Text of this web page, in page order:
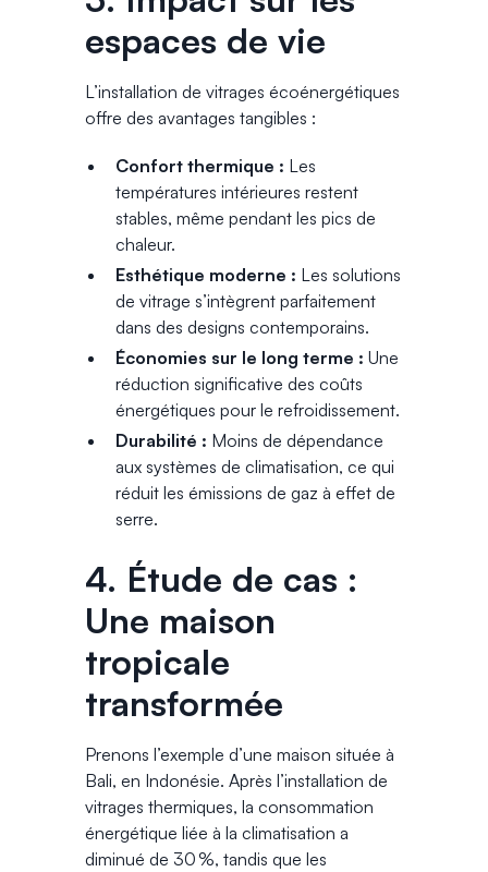
espaces de vie
L’installation de vitrages écoénergétiques
offre des avantages tangibles :
Confort thermique : Les
températures intérieures restent
stables, même pendant les pics de
chaleur.
Esthétique moderne : Les solutions
de vitrage s’intègrent parfaitement
dans des designs contemporains.
Économies sur le long terme : Une
réduction significative des coûts
énergétiques pour le refroidissement.
Durabilité : Moins de dépendance
aux systèmes de climatisation, ce qui
réduit les émissions de gaz à effet de
serre.
4. Étude de cas :
Une maison
tropicale
transformée
Prenons l’exemple d’une maison située à
Bali, en Indonésie. Après l’installation de
vitrages thermiques, la consommation
énergétique liée à la climatisation a
diminué de 30 %, tandis que les